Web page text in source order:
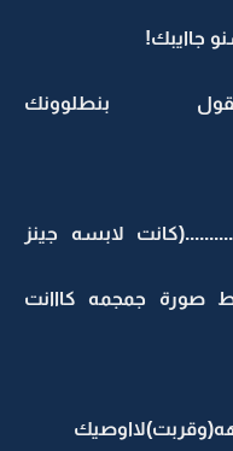
جاايبك!
بنطلوونك
لابسه جينز
صورة جمجمه كااانت